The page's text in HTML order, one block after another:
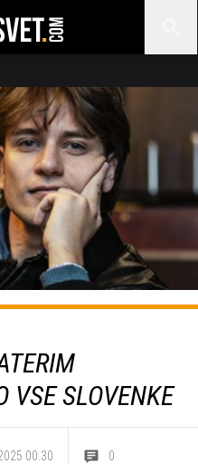
VSE SLOVENKE
00.30 0